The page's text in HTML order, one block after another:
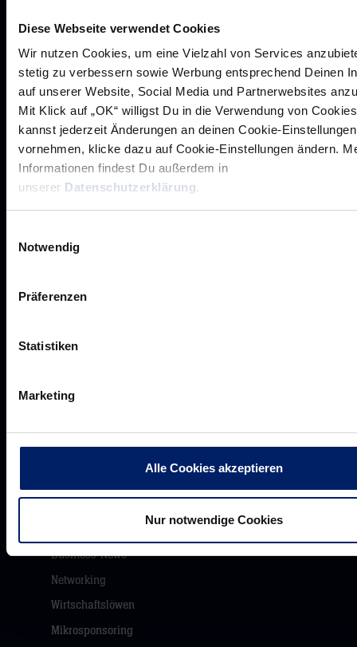
Diese Webseite verwendet Cookies
Wir nutzen Cookies, um eine Vielzahl von Services
stetig zu verbessern sowie Werbung entsprechend Deinen
auf unserer Website, Social Media und Partnerwebsites
Mit Klick auf „OK“ willigst Du in die Verwendung von
kannst jederzeit Änderungen an deinen Cookie-Einstellungen
vornehmen, klicke dazu auf Cookie-Einstellungen ändern.
Informationen findest Du außerdem in
unserer Datenschutzerklärung.
Notwendig
Präferenzen
Statistiken
Marketing
Alle Cookies akzeptieren
Nur notwendige Cookies
Rhein-Neckar Löwen GmbH
Historie
Aufsichtsrat
Ansprechpartner*innen
Business-News
Networking
Wirtschaftslöwen
Mikrosponsoring